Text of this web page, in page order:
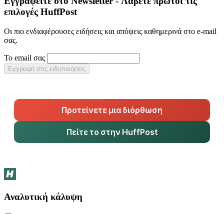
επιλογές HuffPost
Οι πιο ενδιαφέρουσες ειδήσεις και απόψεις καθημερινά στο e-mail
σας.
Το email σας
Εγγραφή στις ειδοποιήσεις
Προτείνετε μια διόρθωση
Πείτε το στην HuffPost
Αναλυτική κάλυψη